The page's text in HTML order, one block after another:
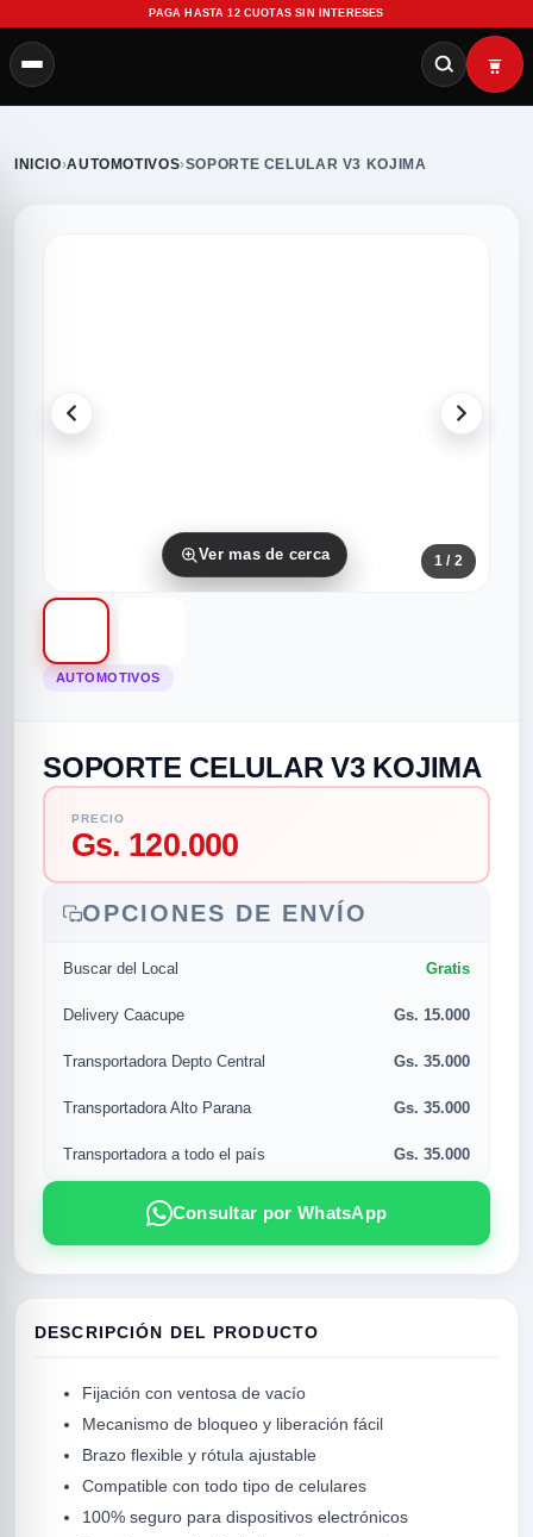
PAGA HASTA 12 CUOTAS SIN INTERESES
categorias
MUSICAL
INICIO›AUTOMOTIVOS›SOPORTE CELULAR V3 KOJIMA
Ver mas de cerca 1 / 2
AUTOMOTIVOS
SOPORTE CELULAR V3 KOJIMA
PRECIO
Gs. 120.000
OPCIONES DE ENVÍO
Buscar del Local Gratis
Delivery Caacupe Gs. 15.000
Transportadora Depto Central Gs. 35.000
Transportadora Alto Parana Gs. 35.000
Transportadora a todo el país Gs. 35.000
Consultar por WhatsApp
DESCRIPCIÓN DEL PRODUCTO
Fijación con ventosa de vacío
Mecanismo de bloqueo y liberación fácil
Brazo flexible y rótula ajustable
Compatible con todo tipo de celulares
100% seguro para dispositivos electrónicos